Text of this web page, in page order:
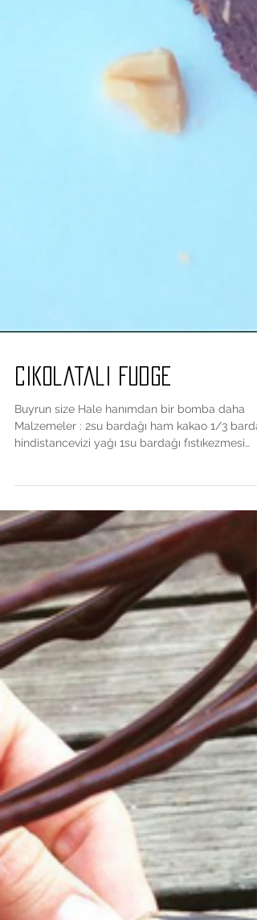
Cikolatali Fudge
Buyrun size Hale hanımdan bir bomba daha
Malzemeler : 2su bardağı ham kakao 1/3
hindistancevizi yağı 1su bardağı fıstıkezmesi
1su...